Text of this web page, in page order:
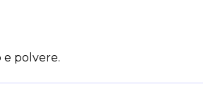
e polvere.